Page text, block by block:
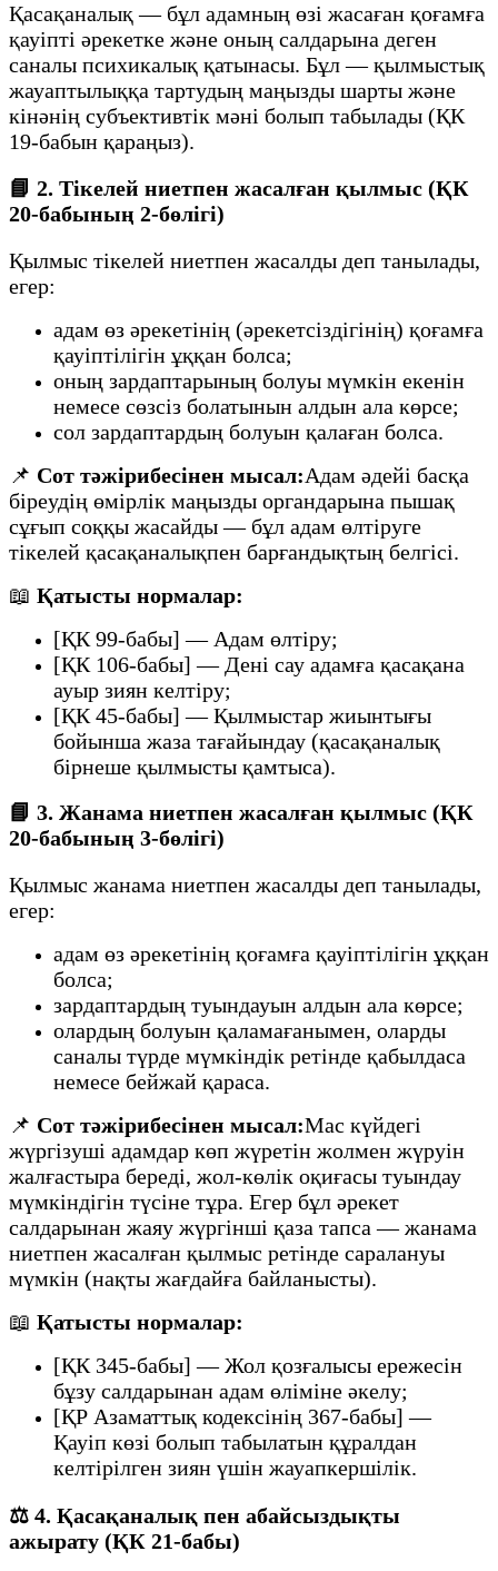
Қасақаналық — бұл адамның өзі жасаған қоғамға
қауіпті әрекетке және оның салдарына деген
саналы психикалық қатынасы. Бұл — қылмыстық
жауаптылыққа тартудың маңызды шарты және
кінәнің субъективтік мәні болып табылады (ҚК
19-бабын қараңыз).
📘 2. Тікелей ниетпен жасалған қылмыс (ҚК
20-бабының 2-бөлігі)
Қылмыс тікелей ниетпен жасалды деп танылады,
егер:
адам өз әрекетінің (әрекетсіздігінің) қоғамға
қауіптілігін ұққан болса;
оның зардаптарының болуы мүмкін екенін
немесе сөзсіз болатынын алдын ала көрсе;
сол зардаптардың болуын қалаған болса.
📌 Сот тәжірибесінен мысал:Адам әдейі басқа
біреудің өмірлік маңызды органдарына пышақ
сұғып соққы жасайды — бұл адам өлтіруге
тікелей қасақаналықпен барғандықтың белгісі.
📖 Қатысты нормалар:
[ҚК 99-бабы] — Адам өлтіру;
[ҚК 106-бабы] — Дені сау адамға қасақана
ауыр зиян келтіру;
[ҚК 45-бабы] — Қылмыстар жиынтығы
бойынша жаза тағайындау (қасақаналық
бірнеше қылмысты қамтыса).
📘 3. Жанама ниетпен жасалған қылмыс (ҚК
20-бабының 3-бөлігі)
Қылмыс жанама ниетпен жасалды деп танылады,
егер:
адам өз әрекетінің қоғамға қауіптілігін ұққан
болса;
зардаптардың туындауын алдын ала көрсе;
олардың болуын қаламағанымен, оларды
саналы түрде мүмкіндік ретінде қабылдаса
немесе бейжай қараса.
📌 Сот тәжірибесінен мысал:Мас күйдегі
жүргізуші адамдар көп жүретін жолмен жүруін
жалғастыра береді, жол-көлік оқиғасы туындау
мүмкіндігін түсіне тұра. Егер бұл әрекет
салдарынан жаяу жүргінші қаза тапса — жанама
ниетпен жасалған қылмыс ретінде саралануы
мүмкін (нақты жағдайға байланысты).
📖 Қатысты нормалар:
[ҚК 345-бабы] — Жол қозғалысы ережесін
бұзу салдарынан адам өліміне әкелу;
[ҚР Азаматтық кодексінің 367-бабы] —
Қауіп көзі болып табылатын құралдан
келтірілген зиян үшін жауапкершілік.
⚖️ 4. Қасақаналық пен абайсыздықты
ажырату (ҚК 21-бабы)